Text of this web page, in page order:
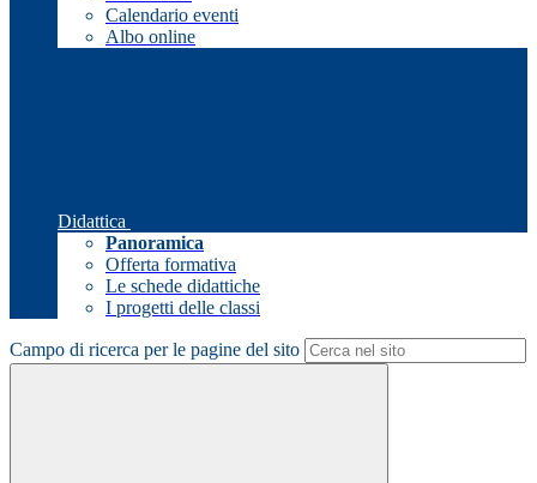
Calendario eventi
Albo online
Didattica
Panoramica
Offerta formativa
Le schede didattiche
I progetti delle classi
Campo di ricerca per le pagine del sito